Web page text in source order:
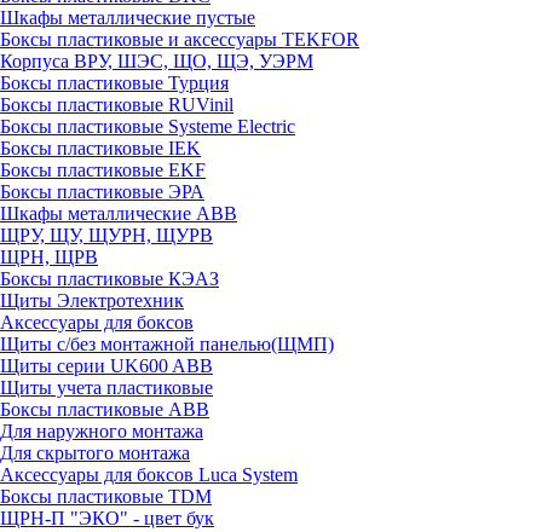
Шкафы металлические пустые
Боксы пластиковые и аксессуары TEKFOR
Корпуса ВРУ, ШЭС, ЩО, ЩЭ, УЭРМ
Боксы пластиковые Турция
Боксы пластиковые RUVinil
Боксы пластиковые Systeme Electric
Боксы пластиковые IEK
Боксы пластиковые EKF
Боксы пластиковые ЭРА
Шкафы металлические ABB
ЩРУ, ЩУ, ЩУРН, ЩУРВ
ЩРН, ЩРВ
Боксы пластиковые КЭАЗ
Щиты Электротехник
Аксессуары для боксов
Щиты с/без монтажной панелью(ЩМП)
Щиты серии UK600 ABB
Щиты учета пластиковые
Боксы пластиковые ABB
Для наружного монтажа
Для скрытого монтажа
Аксессуары для боксов Luca System
Боксы пластиковые TDM
ЩРН-П "ЭКО" - цвет бук